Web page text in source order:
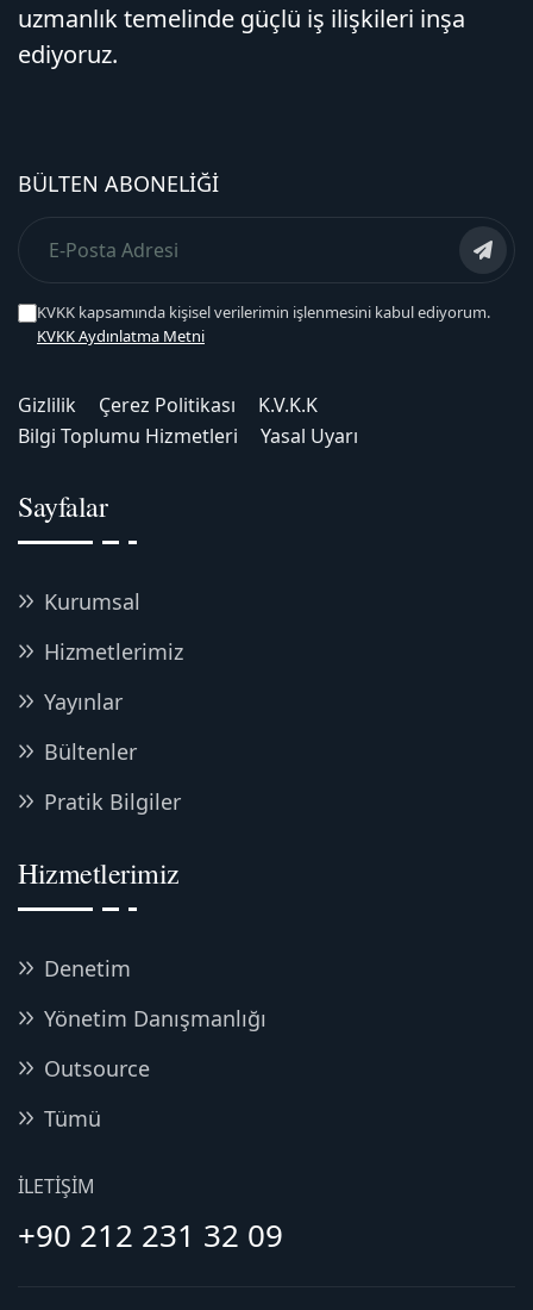
uzmanlık temelinde güçlü iş ilişkileri inşa
ediyoruz.
BÜLTEN ABONELIĞI
KVKK kapsamında kişisel verilerimin işlenmesini kabul ediyorum.
KVKK Aydınlatma Metni
Gizlilik Çerez Politikası
K.V.K.K
Bilgi Toplumu Hizmetleri
Yasal Uyarı
Sayfalar
Kurumsal
Hizmetlerimiz
Yayınlar
Bültenler
Pratik Bilgiler
Hizmetlerimiz
Denetim
Yönetim Danışmanlığı
Outsource
Tümü
İLETIŞIM
+90 212 231 32 09